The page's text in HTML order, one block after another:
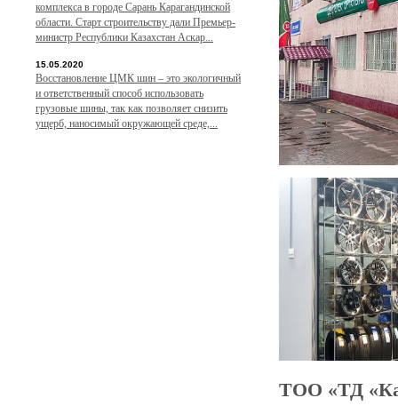
ТОО «ТД
комплекса в городе Сарань Карагандинской
области. Старт строительству дали Премьер-
министр Республики Казахстан Аскар...
15.05.2020
Восстановление ЦМК шин – это экологичный
и ответственный способ использовать
грузовые шины, так как позволяет снизить
ущерб, наносимый окружающей среде,...